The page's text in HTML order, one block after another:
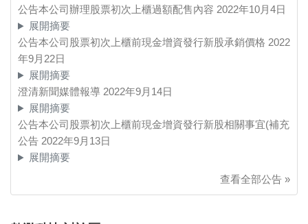
公告本公司辦理股票初次上櫃過額配售內容 2022年10月4日
展開摘要
公告本公司股票初次上櫃前現金增資發行新股承銷價格 2022
年9月22日
展開摘要
澄清新聞媒體報導 2022年9月14日
展開摘要
公告本公司股票初次上櫃前現金增資發行新股相關事宜(補充
公告 2022年9月13日
展開摘要
查看全部公告 »